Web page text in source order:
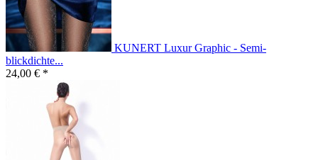
KUNERT Luxur Graphic - Semi-
blickdichte...
24,00 € *